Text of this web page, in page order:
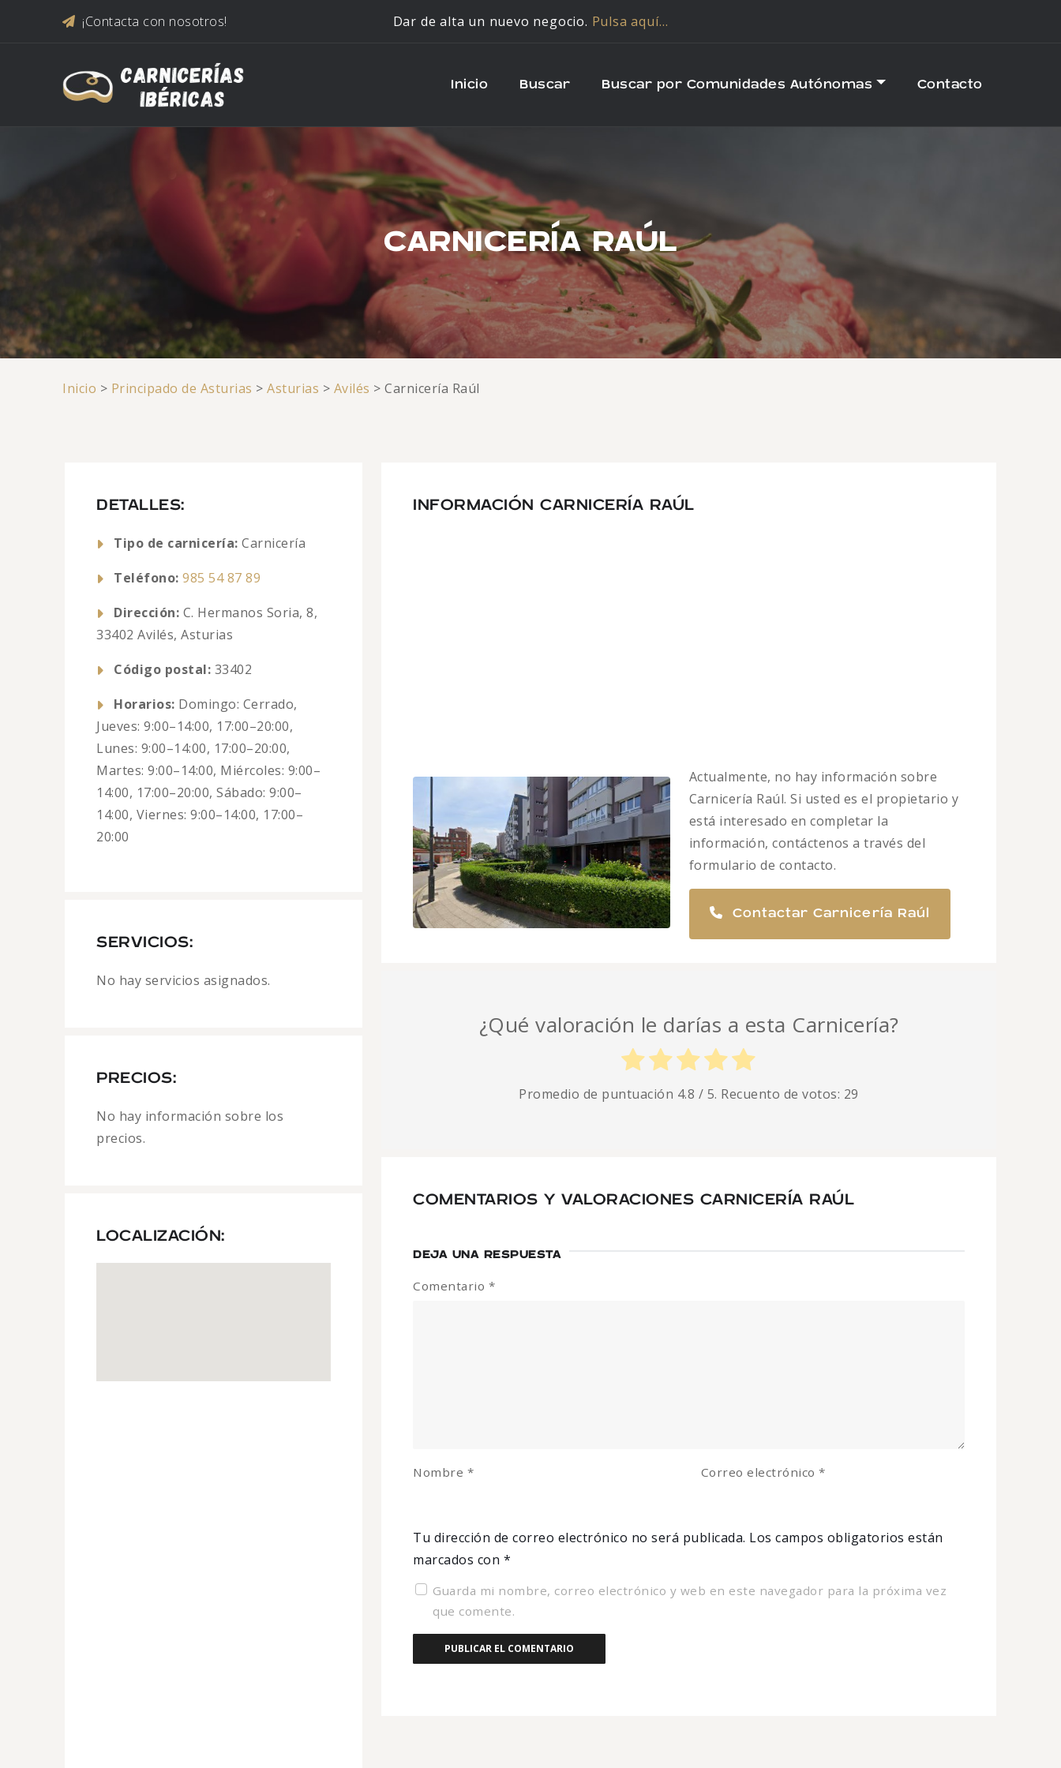
¡Contacta con nosotros! Dar de alta un nuevo negocio. Pulsa aquí…
Inicio Buscar Buscar por Comunidades Autónomas Contacto
CARNICERÍA RAÚL
Inicio > Principado de Asturias >Asturias > Avilés >Carnicería Raúl
DETALLES:
Tipo de carnicería: Carnicería
Teléfono: 985 54 87 89
Dirección: C. Hermanos Soria, 8,
33402 Avilés, Asturias
Código postal: 33402
Horarios: Domingo: Cerrado,
Jueves: 9:00–14:00, 17:00–20:00,
Lunes: 9:00–14:00, 17:00–20:00,
Martes: 9:00–14:00, Miércoles: 9:00–
14:00, 17:00–20:00, Sábado: 9:00–
14:00, Viernes: 9:00–14:00, 17:00–
20:00
SERVICIOS:
No hay servicios asignados.
PRECIOS:
No hay información sobre los
precios.
LOCALIZACIÓN:
INFORMACIÓN CARNICERÍA RAÚL
Actualmente, no hay información sobre
Carnicería Raúl. Si usted es el propietario y
está interesado en completar la
información, contáctenos a través del
formulario de contacto.
Contactar Carnicería Raúl
¿Qué valoración le darías a esta Carnicería?
Promedio de puntuación 4.8 / 5. Recuento de votos: 29
COMENTARIOS Y VALORACIONES CARNICERÍA RAÚL
DEJA UNA RESPUESTA
Tu dirección de correo electrónico no será publicada. Los campos obligatorios están
marcados con *
Comentario *
Nombre * Correo electrónico*
Guarda mi nombre, correo electrónico y web en este navegador para la próxima vez
que comente.